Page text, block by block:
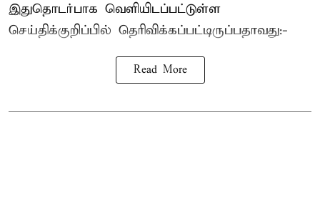
இதுதொடர்பாக வெளியிடப்பட்டுள்ள
செய்திக்குறிப்பில் தெரிவிக்கப்பட்டிருப்பதாவது:-
Read More